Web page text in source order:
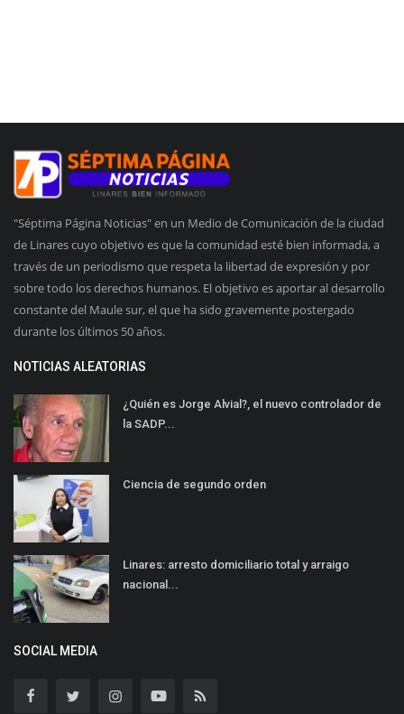
"Séptima Página Noticias" en un Medio de Comunicación de la ciudad
de Linares cuyo objetivo es que la comunidad esté bien informada, a
través de un periodismo que respeta la libertad de expresión y por
sobre todo los derechos humanos. El objetivo es aportar al desarrollo
constante del Maule sur, el que ha sido gravemente postergado
durante los últimos 50 años.
NOTICIAS ALEATORIAS
¿Quién es Jorge Alvial?, el nuevo controlador de
la SADP...
Ciencia de segundo orden
Linares: arresto domiciliario total y arraigo
nacional...
SOCIAL MEDIA